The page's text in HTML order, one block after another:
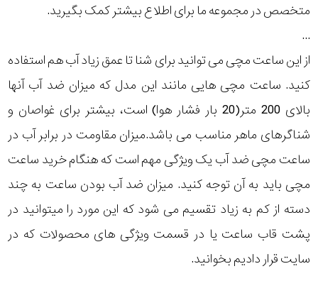
متخصص در مجموعه ما برای اطلاع بیشتر کمک بگیرید.
...
از این ساعت مچی می توانید برای شنا تا عمق زیاد آب هم استفاده
کنید. ساعت مچی هایی مانند این مدل که میزان ضد آب آنها
بالای 200 متر(20 بار فشار هوا) است، بیشتر برای غواصان و
شناگرهای ماهر مناسب می باشد.میزان مقاومت در برابر آب در
ساعت مچی ضد آب یک ویژگی مهم است که هنگام خرید ساعت
مچی باید به آن توجه کنید. میزان ضد آب بودن ساعت به چند
دسته از کم به زیاد تقسیم می شود که این مورد را میتوانید در
پشت قاب ساعت یا در قسمت ویژگی های محصولات که در
سایت قرار دادیم بخوانید.
بند
طرح
صفحه
مقاوم
در
برابر
آب
از 200
متر به
بالا
(غواصی
نمایش
شکل